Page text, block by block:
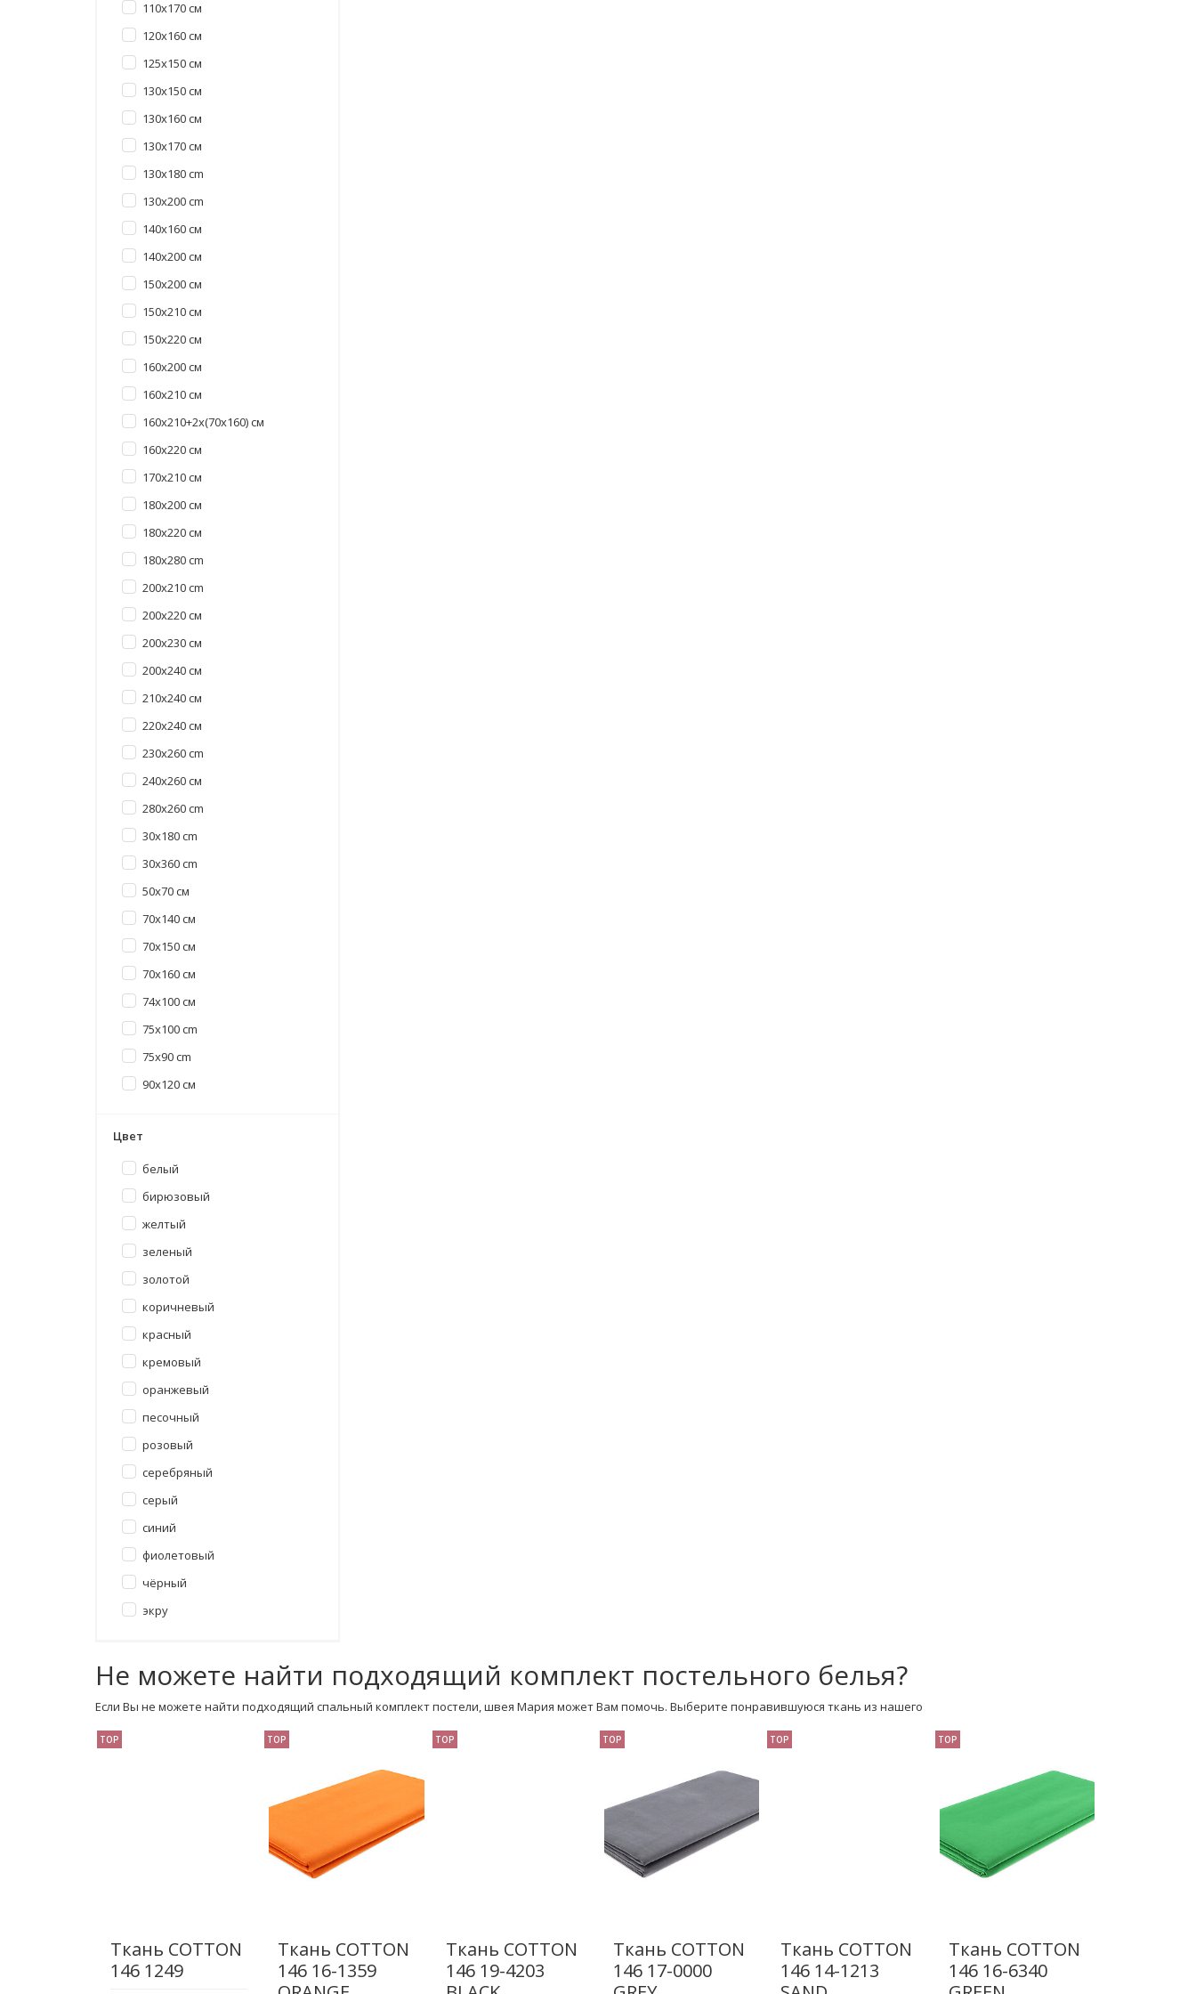
110x170 см
120x160 см
125x150 см
130x150 см
130x160 см
130x170 cм
130x180 cm
130x200 cm
140x160 см
140x200 см
150x200 см
150x210 см
150х220 см
160x200 см
160x210 см
160x210+2x(70x160) см
160x220 см
170x210 см
180x200 см
180x220 см
180x280 cm
200x210 cm
200x220 см
200x230 см
200x240 см
210x240 см
220x240 см
230x260 cm
240x260 см
280x260 cm
30x180 cm
30x360 cm
50x70 см
70x140 см
70x150 см
70x160 см
74x100 см
75x100 cm
75x90 cm
90x120 см
Цвет
белый
бирюзовый
желтый
зеленый
золотой
коричневый
красный
кремовый
оранжевый
песочный
розовый
серебряный
серый
синий
фиолетовый
чёрный
экру
Не можете найти подходящий комплект постельного белья?
Если Вы не можете найти подходящий спальный комплект постели, швея Мария может Вам помочь. Выберите понравившуюся ткань из нашего
TOP
Ткань COTTON
146 1249
TOP
Ткань COTTON
146 16-1359
TOP
Ткань COTTON
146 19-4203
TOP
Ткань COTTON
146 17-0000
TOP
Ткань COTTON
146 14-1213
TOP
Ткань COTTON
146 16-6340